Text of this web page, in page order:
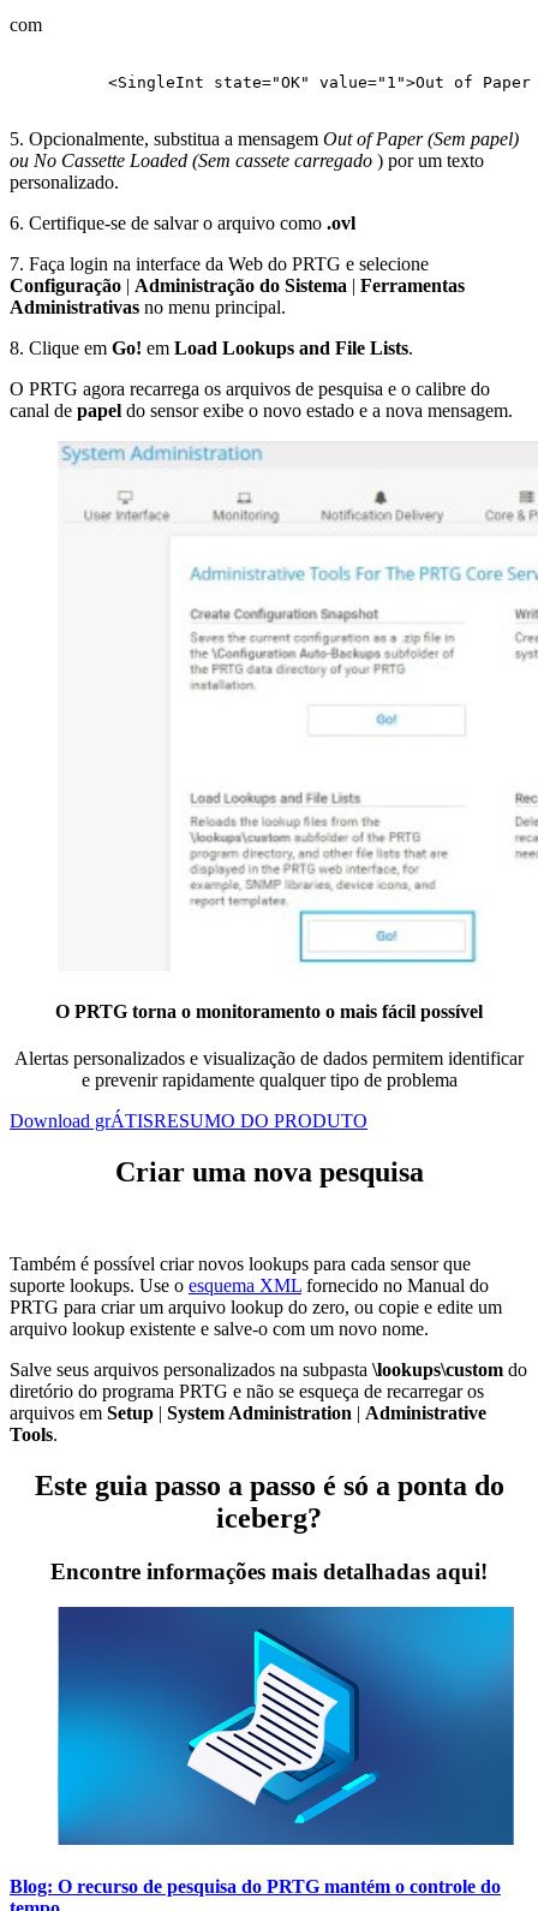
com
<SingleInt state="OK" value="1">Out of
5. Opcionalmente, substitua a mensagem Out of Paper (Sem papel)
ou No Cassette Loaded (Sem cassete carregado ) por um texto
personalizado.
6. Certifique-se de salvar o arquivo como .ovl
7. Faça login na interface da Web do PRTG e selecione
Configuração | Administração do Sistema | Ferramentas
Administrativas no menu principal.
8. Clique em Go! em Load Lookups and File Lists.
O PRTG agora recarrega os arquivos de pesquisa e o calibre do
canal de papel do sensor exibe o novo estado e a nova mensagem.
O PRTG torna o monitoramento o mais fácil possível
Alertas personalizados e visualização de dados permitem identificar
e prevenir rapidamente qualquer tipo de problema
Download grÁTISRESUMO DO PRODUTO
Criar uma nova pesquisa
Também é possível criar novos lookups para cada sensor que
suporte lookups. Use o esquema XML fornecido no Manual do
PRTG para criar um arquivo lookup do zero, ou copie e edite um
arquivo lookup existente e salve-o com um novo nome.
Salve seus arquivos personalizados na subpasta \lookups\custom do
diretório do programa PRTG e não se esqueça de recarregar os
arquivos em Setup | System Administration | Administrative
Tools.
Este guia passo a passo é só a ponta do
iceberg?
Encontre informações mais detalhadas aqui!
Blog: O recurso de pesquisa do PRTG mantém o controle do